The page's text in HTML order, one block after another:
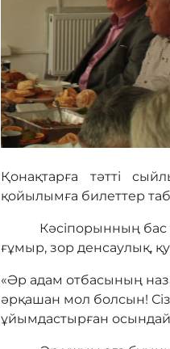
Қонақтарға тәтті
қойылымға билеттер
Кәсіпорынның бас
ғұмыр, зор денсаулық,
«Әр адам отбасының
әрқашан мол болсын!
ұйымдастырған